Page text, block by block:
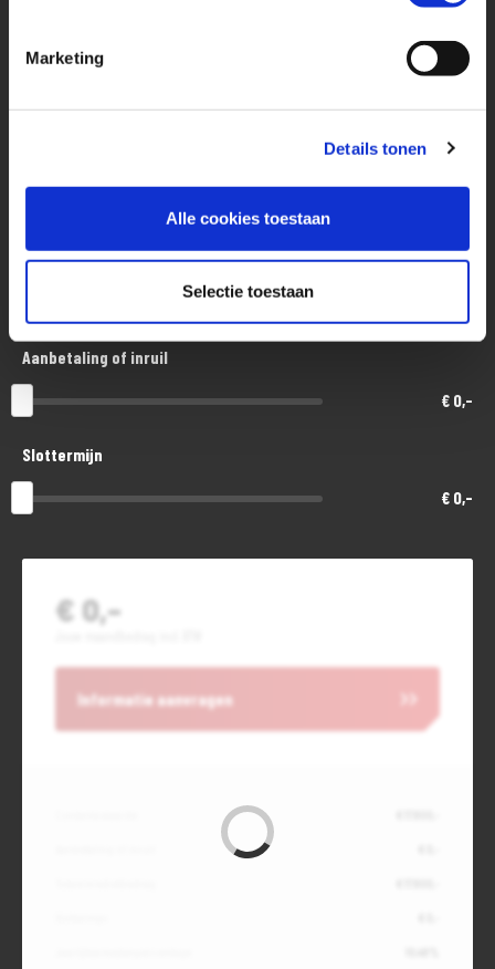
Marketing
Details tonen
Alle cookies toestaan
Selectie toestaan
Financier deze Yamaha
Eenvoudig, flexibel en verantwoord lenen. Het MotoPort Flexplan.
Looptijd in maanden
Aanbetaling of inruil
€ 0,-
Slottermijn
€ 0,-
€ 0,-
Informatie aanvragen